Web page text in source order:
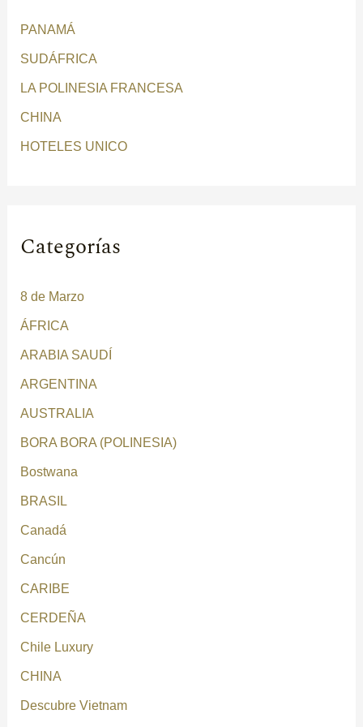
p
o
r
:
PANAMÁ
SUDÁFRICA
LA POLINESIA FRANCESA
CHINA
HOTELES UNICO
Categorías
8 de Marzo
ÁFRICA
ARABIA SAUDÍ
ARGENTINA
AUSTRALIA
BORA BORA (POLINESIA)
Bostwana
BRASIL
Canadá
Cancún
CARIBE
CERDEÑA
Chile Luxury
CHINA
Descubre Vietnam